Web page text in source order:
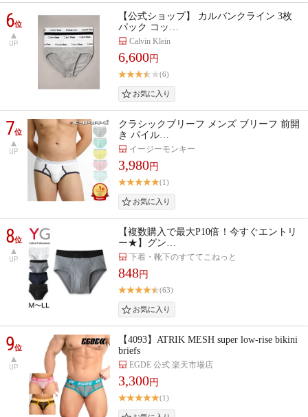
6位
UP
【公式ショップ】 カルバンクライン 3枚
パック コッ…
Calvin Klein
6,600円
(6)
7位
UP
クラシックブリーフ メンズ ブリーフ 前開
き パイル…
イージーモンキー
3,980円
(1)
8位
UP
【複数購入で最大P10倍！今すぐエントリ
ー★】グン…
下着・靴下のすててこねっと
848円
(63)
9位
UP
【4093】ATRIK MESH super low-rise bikini
briefs
EGDE 公式 楽天市場店
3,300円
(1)